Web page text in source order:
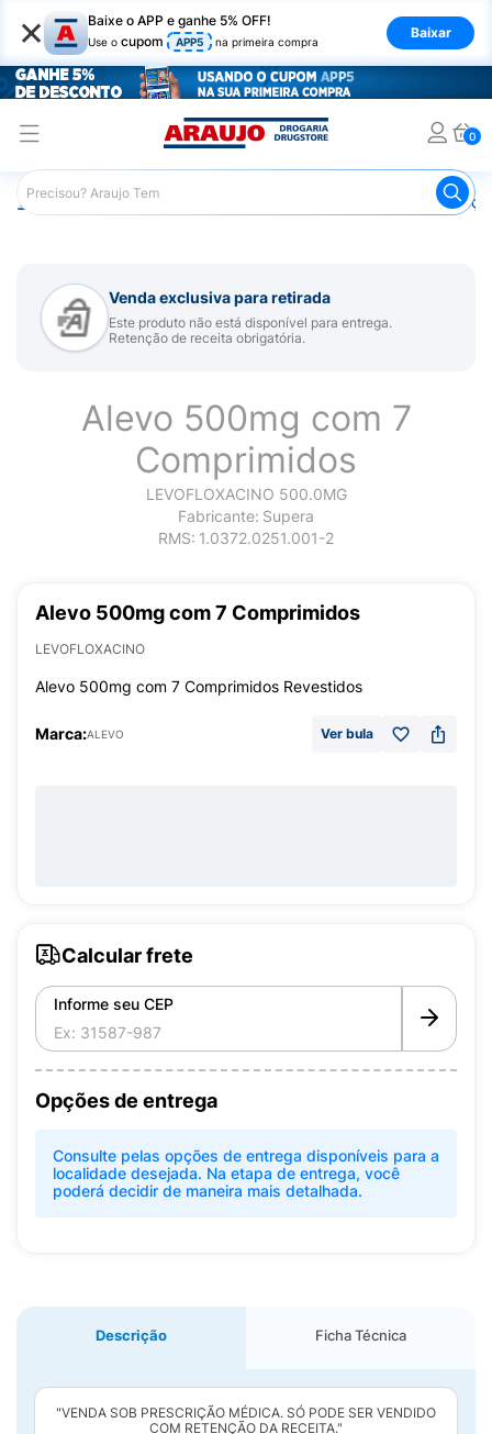
× Baixe o APP e ganhe 5% OFF!
Use o cupom APP5 na primeira compra
Baixar
0
Araujo Medicamentos Remédios para Alergias e
Venda exclusiva para retirada
Este produto não está disponível para entrega.
Retenção de receita obrigatória.
Alevo 500mg com 7
Comprimidos
LEVOFLOXACINO 500.0MG
Fabricante: Supera
RMS: 1.0372.0251.001-2
Alevo 500mg com 7 Comprimidos
LEVOFLOXACINO
Alevo 500mg com 7 Comprimidos Revestidos
Marca:ALEVO Ver bula
Calcular frete
Informe seu CEP
Opções de entrega
Consulte pelas opções de entrega disponíveis para a
localidade desejada. Na etapa de entrega, você
poderá decidir de maneira mais detalhada.
Descrição Ficha Técnica
"VENDA SOB PRESCRIÇÃO MÉDICA. SÓ PODE SER VENDIDO
COM RETENÇÃO DA RECEITA."